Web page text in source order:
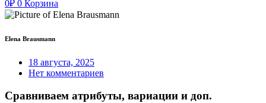
0₽ 0 Корзина
Elena Brausmann
18 августа, 2025
Нет комментариев
Сравниваем атрибуты, вариации и доп.